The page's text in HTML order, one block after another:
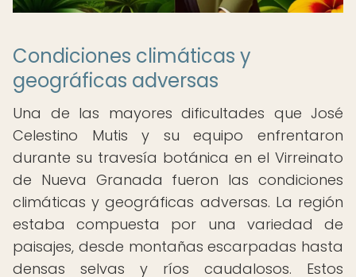
Condiciones climáticas y
geográficas adversas
Una de las mayores dificultades que José
Celestino Mutis y su equipo enfrentaron
durante su travesía botánica en el Virreinato
de Nueva Granada fueron las condiciones
climáticas y geográficas adversas. La región
estaba compuesta por una variedad de
paisajes, desde montañas escarpadas hasta
densas selvas y ríos caudalosos. Estos